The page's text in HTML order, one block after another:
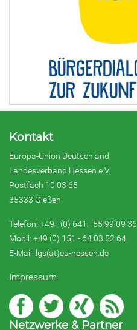
Kontakt
Europa-Union Deutschland
Landesverband Hessen e.V.
Postfach 10 03 65
35333 Gießen
Telefon: +49 - (0) 641 - 55 99 09 36
Mobil: +49 (0) 151 - 64 03 52 64
E-Mail: lgs(at)eu-hessen.de
Impressum
Netzwerke & Partner